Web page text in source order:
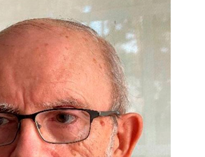
duración, su tamaño, su movimiento de
diferencia entre los cobros y los pagos
y sus indicadores de medida. Se
indicadores más habituales, sus
y la relación que hay entre ellos.
el riesgo del proyecto, es decir, la
pérdidas significativas, y para ello
la formulación de escenarios
de la sensibilidad del proyecto a sus